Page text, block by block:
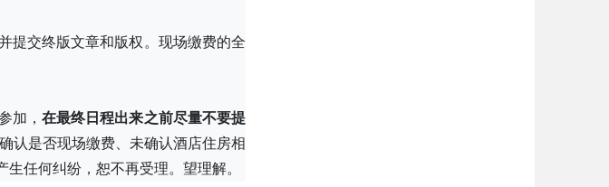
提交终版文章和版权。现场缴费的全
加， 在最终日程出来之前尽量不要提
认是否现场缴费、未确认酒店住房相
任何纠纷，恕不再受理。望理解。